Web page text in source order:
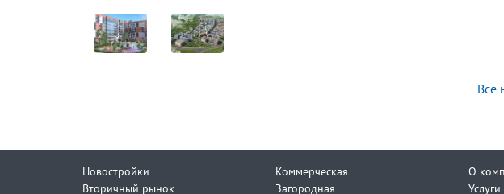
Все
Новостройки
Вторичный рынок
Коммерческая
Загородная
О
Услуги